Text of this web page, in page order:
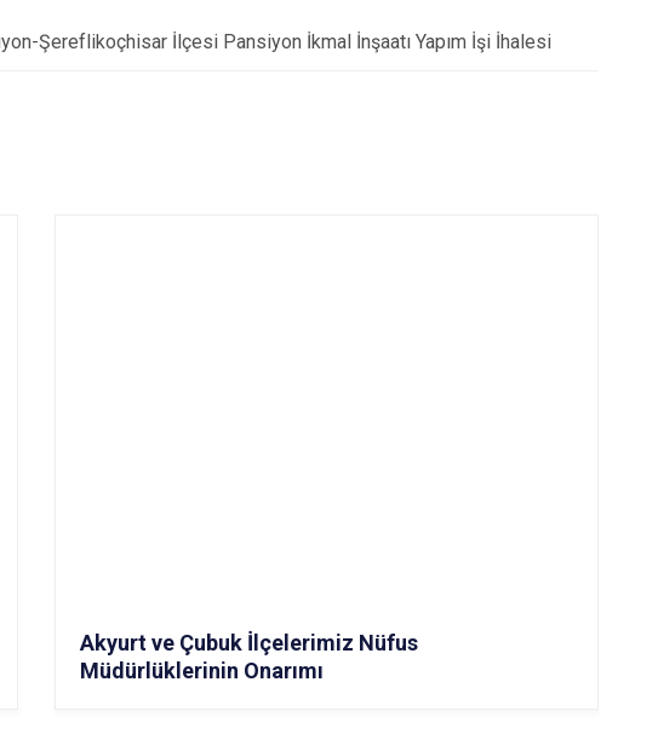
Şereflikoçhisar İlçesi Pansiyon İkmal İnşaatı Yapım İşi İhalesi
Akyurt ve Çubuk İlçelerimiz Nüfus
Müdürlüklerinin Onarımı